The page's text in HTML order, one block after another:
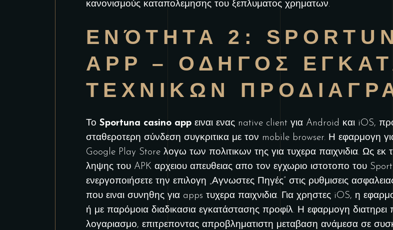
κανονισμούς καταπολεμησης του ξεπλυματος χρηματων.
ΕΝΌΤΗΤΑ 2:
APP – ΟΔΗΓΟΣ
ΤΕΧΝΙΚΩΝ
Το Sportuna casino app ειναι ενας native client για Android και iOS,
σταθεροτερη σύνδεση συγκριτικα με τον mobile browser. Η εφαρμογη
Google Play Store λογω των πολιτικων της για τυχερα παιχνιδια. Ως εκ
ληψης του APK αρχειου απευθειας απο τον εγχωριο ιστοτοπο του
ενεργοποιήσετε την επιλογη „Αγνωστες Πηγές” στις ρυθμισεις
που ειναι συνηθης για apps τυχερα παιχνιδια. Για χρηστες iOS, η
ή με παρόμοια διαδικασια εγκατάστασης προφίλ. Η εφαρμογη
λογαριασμο, επιτρεποντας απροβληματιστη μεταβαση ανάμεσα σε